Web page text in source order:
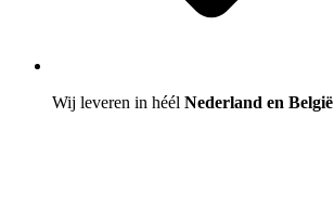
Wij leveren in héél Nederland en België